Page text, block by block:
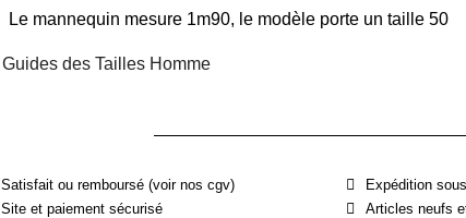
Le mannequin mesure 1m90, le modèle porte un taille 50
Guides des Tailles Homme
Satisfait ou remboursé (voir nos cgv)
Site et paiement sécurisé
Expédition
Articles neufs